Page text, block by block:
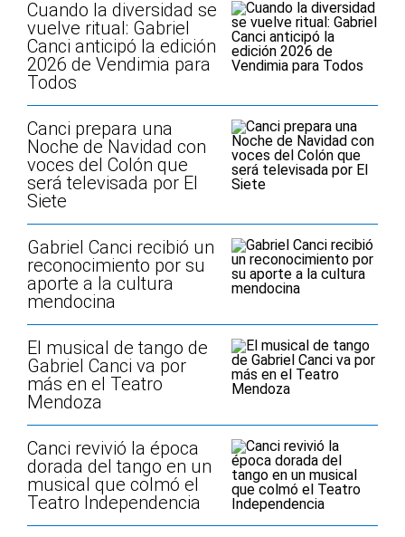
Cuando la diversidad se
vuelve ritual: Gabriel
Canci anticipó la edición
2026 de Vendimia para
Todos
Canci prepara una
Noche de Navidad con
voces del Colón que
será televisada por El
Siete
Gabriel Canci recibió un
reconocimiento por su
aporte a la cultura
mendocina
El musical de tango de
Gabriel Canci va por
más en el Teatro
Mendoza
Canci revivió la época
dorada del tango en un
musical que colmó el
Teatro Independencia